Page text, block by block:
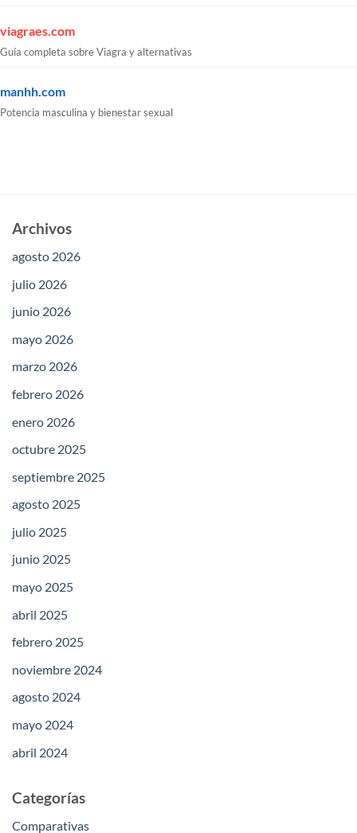
viagraes.com
Guía completa sobre Viagra y alternativas
manhh.com
Potencia masculina y bienestar sexual
Archivos
agosto 2026
julio 2026
junio 2026
mayo 2026
marzo 2026
febrero 2026
enero 2026
octubre 2025
septiembre 2025
agosto 2025
julio 2025
junio 2025
mayo 2025
abril 2025
febrero 2025
noviembre 2024
agosto 2024
mayo 2024
abril 2024
Categorías
Comparativas